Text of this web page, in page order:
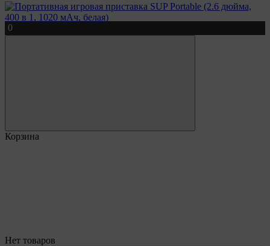
0
Корзина
Нет товаров